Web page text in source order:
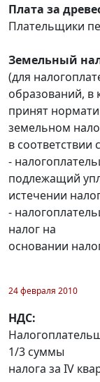
Плата за
Плательщики
Земельный
(для
образований, в
принят
земельном
в соответствии
-
подлежащий
истечении
-
налог на
основании
24 февраля 2010
НДС:
1/3 суммы
налога за IV